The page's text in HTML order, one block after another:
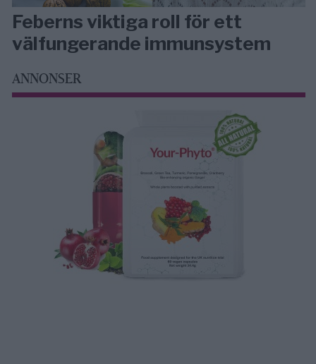
Feberns viktiga roll för ett
välfungerande immunsystem
ANNONSER